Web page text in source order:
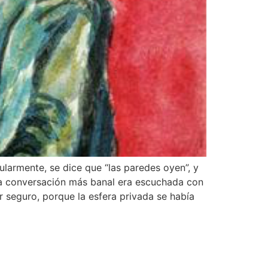
se dice que “las paredes oyen”, y
más banal era escuchada con
porque la esfera privada se había